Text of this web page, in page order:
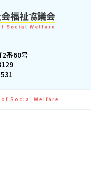
2番60号
Social Welfare.